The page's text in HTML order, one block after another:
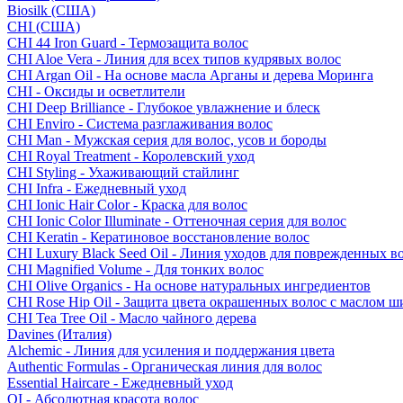
Biosilk (США)
CHI (США)
CHI 44 Iron Guard - Термозащита волос
CHI Aloe Vera - Линия для всех типов кудрявых волос
CHI Argan Oil - На основе масла Арганы и дерева Моринга
CHI - Оксиды и осветлители
CHI Deep Brilliance - Глубокое увлажнение и блеск
CHI Enviro - Система разглаживания волос
CHI Man - Мужская серия для волос, усов и бороды
CHI Royal Treatment - Королевский уход
CHI Styling - Ухаживающий стайлинг
CHI Infra - Ежедневный уход
CHI Ionic Hair Color - Краска для волос
CHI Ionic Color Illuminate - Оттеночная серия для волос
CHI Keratin - Кератиновое восстановление волос
CHI Luxury Black Seed Oil - Линия уходов для поврежденных
CHI Magnified Volume - Для тонких волос
CHI Olive Organics - На основе натуральных ингредиентов
CHI Rose Hip Oil - Защита цвета окрашенных волос с маслом
CHI Tea Tree Oil - Масло чайного дерева
Davines (Италия)
Alchemic - Линия для усиления и поддержания цвета
Authentic Formulas - Органическая линия для волос
Essential Haircare - Eжедневный уход
OI - Абсолютная красота волос